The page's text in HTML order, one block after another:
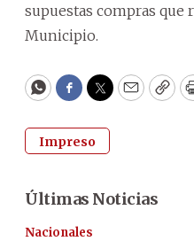
supuestas compras que
Municipio.
WhatsApp
Facebook
Twitter
Email
Impreso
Últimas Noticias
Nacionales